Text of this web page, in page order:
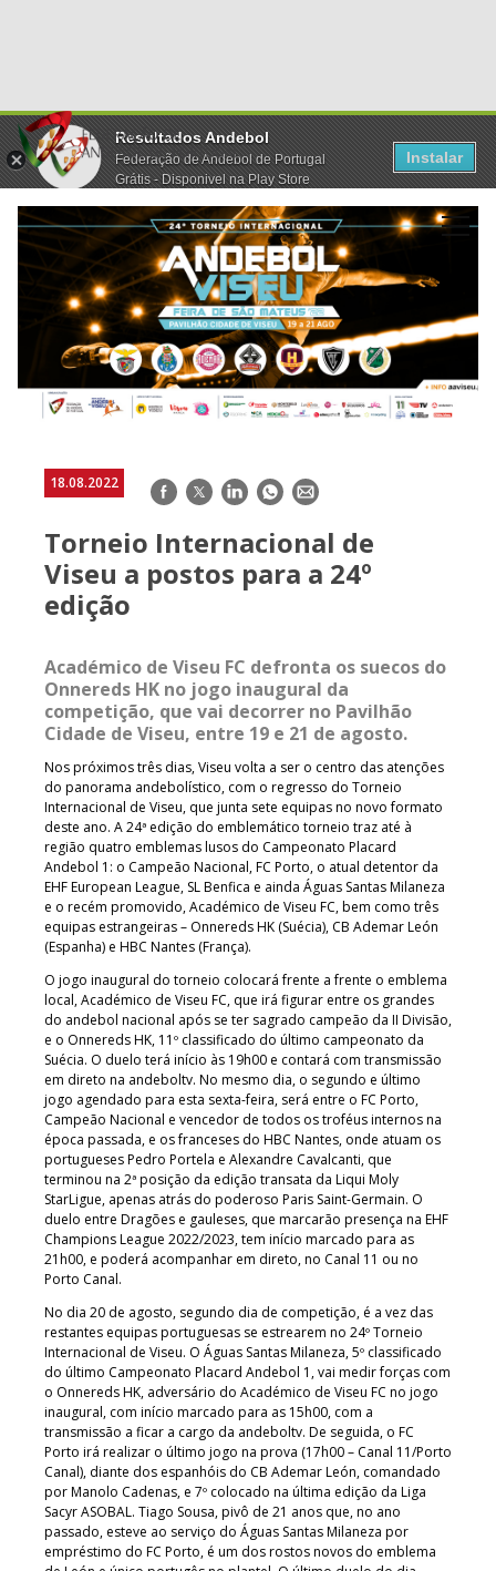
Resultados Andebol
Federação de Andebol de Portugal
Grátis - Disponivel na Play Store
Instalar
18.08.2022 Facebook
TwitterLinkedInWhatsApp
E-
Torneio Internacional de
Viseu a postos para a 24º
edição
Académico de Viseu FC defronta os suecos do
Onnereds HK no jogo inaugural da
competição, que vai decorrer no Pavilhão
Cidade de Viseu, entre 19 e 21 de agosto.
Nos próximos três dias, Viseu volta a ser o centro das atenções
do panorama andebolístico, com o regresso do Torneio
Internacional de Viseu, que junta sete equipas no novo formato
deste ano. A 24ª edição do emblemático torneio traz até à
região quatro emblemas lusos do Campeonato Placard
Andebol 1: o Campeão Nacional, FC Porto, o atual detentor da
EHF European League, SL Benfica e ainda Águas Santas Milaneza
e o recém promovido, Académico de Viseu FC, bem como três
equipas estrangeiras – Onnereds HK (Suécia), CB Ademar León
(Espanha) e HBC Nantes (França).
O jogo inaugural do torneio colocará frente a frente o emblema
local, Académico de Viseu FC, que irá figurar entre os grandes
do andebol nacional após se ter sagrado campeão da II Divisão,
e o Onnereds HK, 11º classificado do último campeonato da
Suécia. O duelo terá início às 19h00 e contará com transmissão
em direto na andeboltv. No mesmo dia, o segundo e último
jogo agendado para esta sexta-feira, será entre o FC Porto,
Campeão Nacional e vencedor de todos os troféus internos na
época passada, e os franceses do HBC Nantes, onde atuam os
portugueses Pedro Portela e Alexandre Cavalcanti, que
terminou na 2ª posição da edição transata da Liqui Moly
StarLigue, apenas atrás do poderoso Paris Saint-Germain. O
duelo entre Dragões e gauleses, que marcarão presença na EHF
Champions League 2022/2023, tem início marcado para as
21h00, e poderá acompanhar em direto, no Canal 11 ou no
Porto Canal.
No dia 20 de agosto, segundo dia de competição, é a vez das
restantes equipas portuguesas se estrearem no 24º Torneio
Internacional de Viseu. O Águas Santas Milaneza, 5º classificado
do último Campeonato Placard Andebol 1, vai medir forças com
o Onnereds HK, adversário do Académico de Viseu FC no jogo
inaugural, com início marcado para as 15h00, com a
transmissão a ficar a cargo da andeboltv. De seguida, o FC
Porto irá realizar o último jogo na prova (17h00 – Canal 11/Porto
Canal), diante dos espanhóis do CB Ademar León, comandado
por Manolo Cadenas, e 7º colocado na última edição da Liga
Sacyr ASOBAL. Tiago Sousa, pivô de 21 anos que, no ano
passado, esteve ao serviço do Águas Santas Milaneza por
empréstimo do FC Porto, é um dos rostos novos do emblema